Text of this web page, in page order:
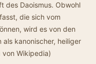
des Daoismus. Obwohl
die sich vom
wird es von den
als kanonischer, heiliger
von Wikipedia)